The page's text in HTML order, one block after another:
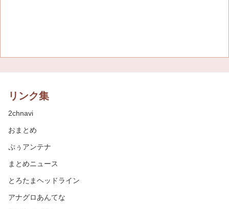
リンク集
2chnavi
おまとめ
ぷぅアンテナ
まとめニュース
とろたまヘッドライン
アナグロあんてな